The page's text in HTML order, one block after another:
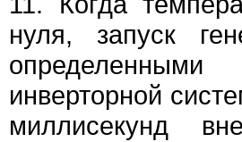
нуля, запуск
инверторной
миллисекунд